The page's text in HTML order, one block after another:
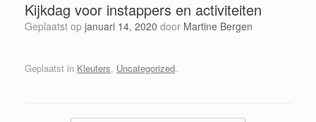
Kijkdag voor instappers en activiteiten
Geplaatst op januari 14, 2020 door Martine Bergen
Geplaatst in Kleuters, Uncategorized.